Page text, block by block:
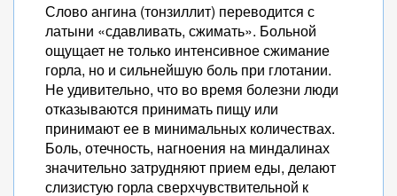
Слово ангина (тонзиллит) переводится с
латыни «сдавливать, сжимать». Больной
ощущает не только интенсивное сжимание
горла, но и сильнейшую боль при глотании.
Не удивительно, что во время болезни люди
отказываются принимать пищу или
принимают ее в минимальных количествах.
Боль, отечность, нагноения на миндалинах
значительно затрудняют прием еды, делают
слизистую горла сверхчувствительной к